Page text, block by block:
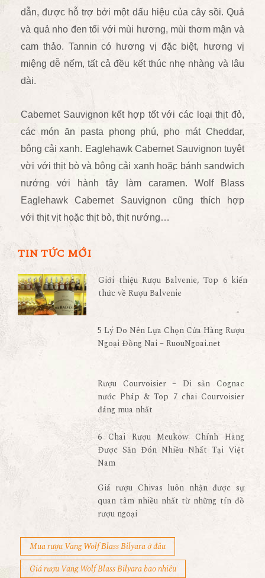
dẫn, được hỗ trợ bởi một dấu hiệu của cây sồi. Quả
và quả nho đen tối với mùi hương, mùi thơm mận và
cam thảo. Tannin có hương vị đặc biệt, hương vị
miệng dễ nếm, tất cả đều kết thúc nhẹ nhàng và lâu
dài.
Cabernet Sauvignon kết hợp tốt với các loại thịt đỏ,
các món ăn pasta phong phú, pho mát Cheddar,
bông cải xanh. Eaglehawk Cabernet Sauvignon tuyệt
vời với thịt bò và bông cải xanh hoặc bánh sandwich
nướng với hành tây làm caramen. Wolf Blass
Eaglehawk Cabernet Sauvignon cũng thích hợp
với thịt vịt hoặc thịt bò, thịt nướng…
TIN TỨC MỚI
Giới thiệu Rượu Balvenie, Top 6 kiến
thức về Rượu Balvenie
5 Lý Do Nên Lựa Chọn Cửa Hàng Rượu
Ngoại Đồng Nai – RuouNgoai.net
Rượu Courvoisier – Di sản Cognac
nước Pháp & Top 7 chai Courvoisier
đáng mua nhất
6 Chai Rượu Meukow Chính Hãng
Được Săn Đón Nhiều Nhất Tại Việt
Nam
Giá rượu Chivas luôn nhận được sự
quan tâm nhiều nhất từ những tín đồ
rượu ngoại
Mua rượu Vang Wolf Blass Bilyara ở đâu
Giá rượu Vang Wolf Blass Bilyara bao nhiêu